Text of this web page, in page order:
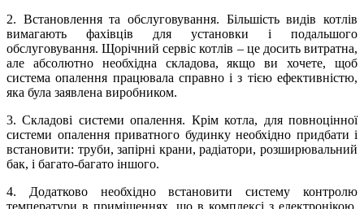
2. Встановлення та обслуговування. Більшість видів котлів
вимагають фахівців для установки і подальшого
обслуговування. Щорічний сервіс котлів – це досить витратна,
але абсолютно необхідна складова, якщо ви хочете, щоб
система опалення працювала справно і з тією ефективністю,
яка була заявлена ​​виробником.
3. Складові системи опалення. Крім котла, для повноцінної
системи опалення приватного будинку необхідно придбати і
встановити: труби, запірні крани, радіатори, розширювальний
бак, і багато-багато іншого.
4. Додатково необхідно встановити систему контролю